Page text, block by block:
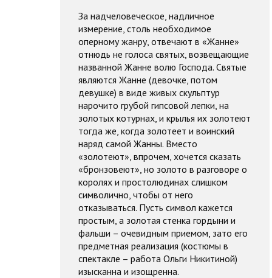
За надчеловеческое, надличное
измерение, столь необходимое
оперному жанру, отвечают в «Жанне»
отнюдь не голоса святых, возвещающие
названной Жанне волю Господа. Святые
являются Жанне (девочке, потом
девушке) в виде живых скульптур
нарочито грубой гипсовой лепки, на
золотых котурнах, и крылья их золотеют
тогда же, когда золотеет и воинский
наряд самой Жанны. Вместо
«золотеют», впрочем, хочется сказать
«бронзовеют», но золото в разговоре о
королях и простолюдинах слишком
символично, чтобы от него
отказываться. Пусть символ кажется
простым, а золотая стенка гордыни и
фальши – очевидным приемом, зато его
предметная реализация (костюмы в
спектакле – работа Ольги Никитиной)
изысканна и изощренна.